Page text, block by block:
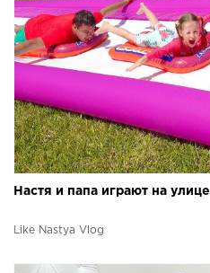
Настя и папа играют на улице
Like Nastya Vlog